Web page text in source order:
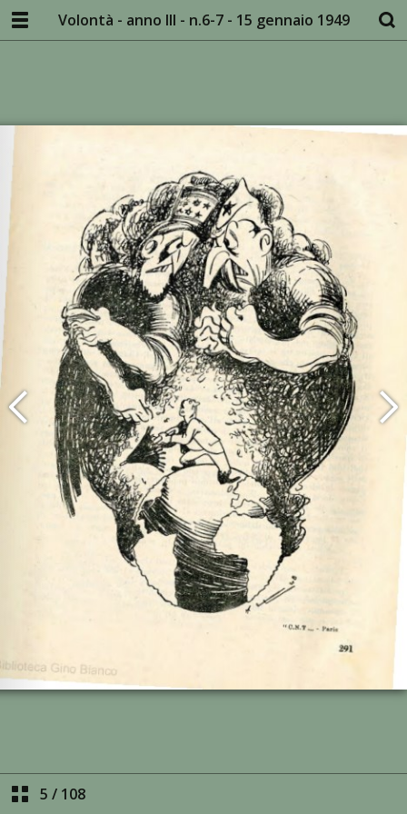
Volontà - anno III - n.6-7 - 15 gennaio 1949
5 / 108